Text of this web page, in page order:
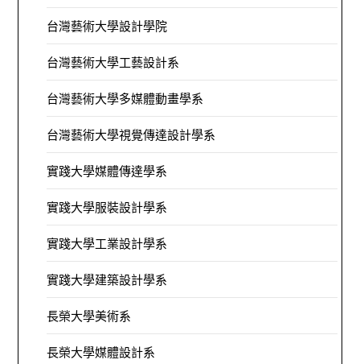
台灣藝術大學設計學院
台灣藝術大學工藝設計系
台灣藝術大學多媒體動畫學系
台灣藝術大學視覺傳達設計學系
實踐大學媒體傳達學系
實踐大學服裝設計學系
實踐大學工業設計學系
實踐大學建築設計學系
長榮大學美術系
長榮大學媒體設計系